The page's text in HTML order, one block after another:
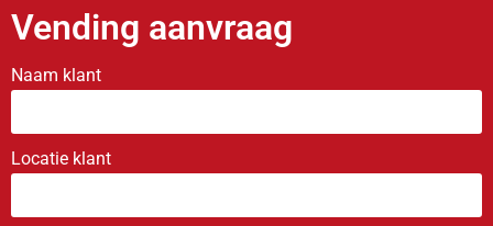
Vending aanvraag
Naam klant
Locatie klant